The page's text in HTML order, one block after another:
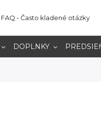
FAQ - Často kladené otázky
DOPLNKY